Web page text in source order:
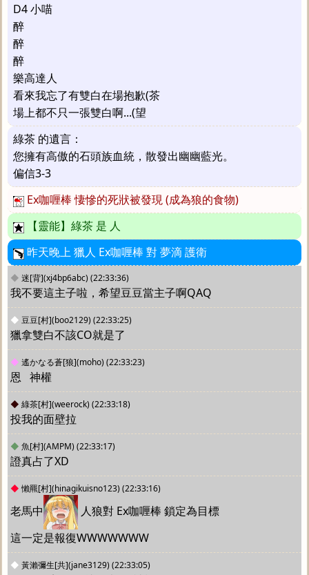
D4 小喵
醉
醉
醉
樂高達人
看來我忘了有雙白在場抱歉(茶
場上都不只一張雙白啊...(望
綠茶 的遺言：
您擁有高傲的石頭族血統，散發出幽幽藍光。
偏信3-3
Ex咖喱棒 悽慘的死狀被發現 (成為狼的食物)
【靈能】綠茶 是 人
昨天晚上 獵人 Ex咖喱棒 對 夢滴 護衛
◆ 迷[背](xj4bp6abc) (22:33:36)
我不要這主子啦，希望豆豆當主子啊QAQ
◆ 豆豆[村](boo2129) (22:33:25)
獵拿雙白不該CO就是了
◆ 遙かなる蒼[狼](moho) (22:33:23)
恩   神權
◆ 綠茶[村](weerock) (22:33:18)
投我的面壁拉
◆ 魚[村](AMPM) (22:33:17)
證真占了XD
◆ 懶羆[村](hinagikuisno123) (22:33:16)
老馬中
人狼對 Ex咖喱棒 鎖定為目標
這一定是報復WWWWWWW
◆ 黃瀨彌生[共](jane3129) (22:33:05)